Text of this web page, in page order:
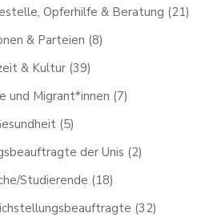
Opferhilfe & Beratung (21)
& Parteien (8)
& Kultur (39)
und Migrant*innen (7)
(5)
der Unis (2)
Studierende (18)
(32)